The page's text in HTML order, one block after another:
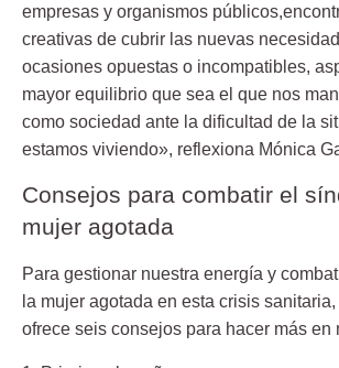
empresas y organismos
creativas de cubrir las nuevas
ocasiones opuestas o incompatibles,
mayor equilibrio que sea el que nos
como sociedad ante la dificultad de la
estamos viviendo», reflexiona Mónica
Consejos para combatir el
mujer agotada
Para gestionar nuestra energía y
la mujer agotada en esta crisis
ofrece seis consejos para hacer más en